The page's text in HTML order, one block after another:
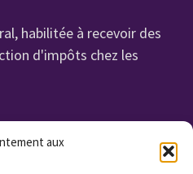
aux
habilitée à recevoir des
d'impôts chez les
232 700 114 27
pas agrément de l'état.